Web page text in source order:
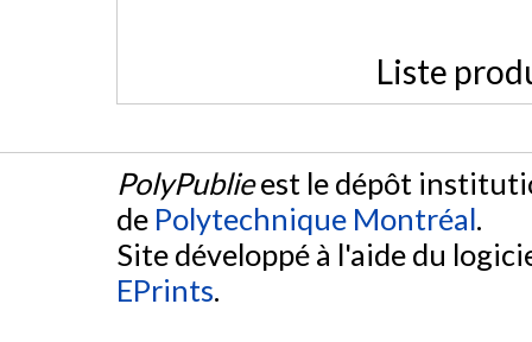
Liste
PolyPublieest le dépôt
de Polytechnique Montréal.
Site développé à l'aide du
EPrints.